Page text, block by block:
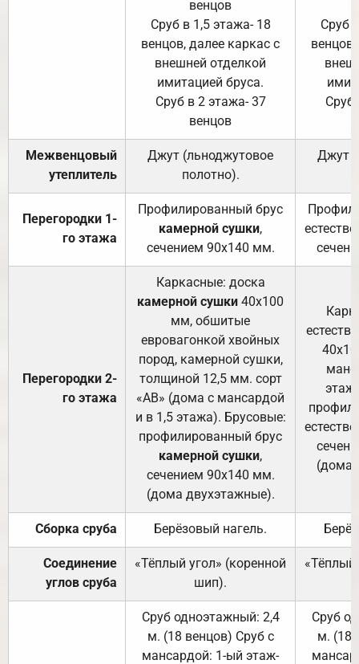
венцов
Сруб в 1,5 этажа- 18
венцов, далее каркас с
внешней отделкой
имитацией бруса.
Сруб в 2 этажа- 37
венцов
Сруб
Сруб
Межвенцовый
утеплитель
Джут (льноджутовое
полотно).
Джут
Перегородки 1-
го этажа
Профилированный брус
камерной сушки,
сечением 90х140 мм.
Перегородки 2-
го этажа
Каркасные: доска
камерной сушки 40х100
мм, обшитые
евровагонкой хвойных
пород, камерной сушки,
толщиной 12,5 мм. сорт
«АВ» (дома с мансардой
и в 1,5 этажа). Брусовые:
профилированный брус
камерной сушки,
сечением 90х140 мм.
(дома двухэтажные).
(дома
Сборка сруба Берёзовый нагель.
Соединение
углов сруба
«Тёплый угол» (коренной
шип).
«Тёплый
Сруб одноэтажный: 2,4
м. (18 венцов) Сруб с
мансардой: 1-ый этаж-
Сруб
м. (18